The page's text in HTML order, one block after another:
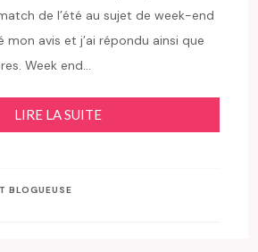
de l’été au sujet de week-end
mon avis et j’ai répondu ainsi que
Week end…
LIRE LA SUITE
BLOGUEUSE